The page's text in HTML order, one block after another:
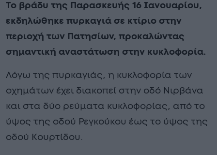
Το βράδυ της Παρασκευής 16 Ιανουαρίου,
εκδηλώθηκε πυρκαγιά σε κτίριο στην
περιοχή των Πατησίων, προκαλώντας
σημαντική αναστάτωση στην κυκλοφορία.
Λόγω της πυρκαγιάς, η κυκλοφορία των
οχημάτων έχει διακοπεί στην οδό Νιρβάνα
και στα δύο ρεύματα κυκλοφορίας, από το
ύψος της οδού Ρεγκούκου έως το ύψος της
οδού Κουρτίδου.